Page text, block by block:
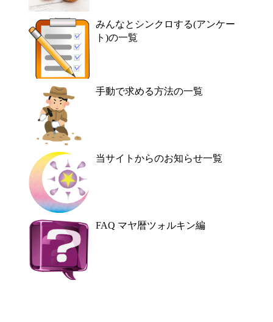
みんなとシンクロする(アンケー
ト)の一覧
手動で求める方法の一覧
当サイトからのお知らせ一覧
FAQ マヤ暦ツォルキン編